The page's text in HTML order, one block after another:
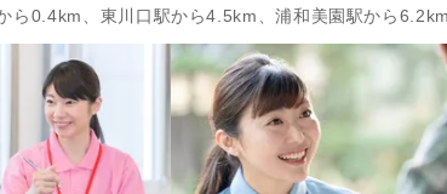
社会福祉士 (554) 精神保健福祉士
主任介護支援専門員
介護支援専門員（ケアマ
(179)
完全週休2日 (125) 週休2日(207)
ら0.4km、東川口駅から4.5km、浦和美園駅から6.2km